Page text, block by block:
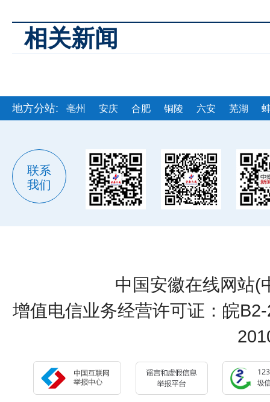
相关新闻
地方分站: 亳州 安庆 合肥 铜陵 六安 芜湖
联系
我们
中国安徽在线网站(
增值电信业务经营许可证：皖